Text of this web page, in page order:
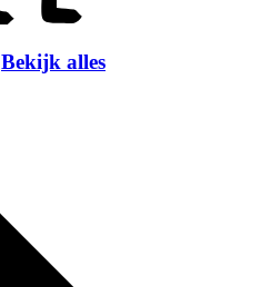
Bekijk alles